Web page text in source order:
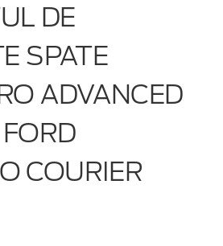
DE
SPATE
ADVANCED
COURIER